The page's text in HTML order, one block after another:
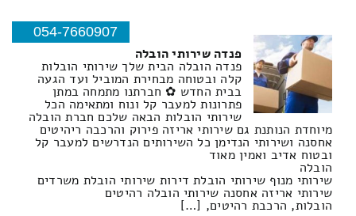
054-7660907
פנדה שירותי הובלה
פנדה הובלה הבית שלך שירותי הובלות
קלה ובטוחה מבחירת המוביל ועד הגעה
בבית החדש ✿ חברתנו מתמחה במתן
פתרונות למעבר קל ונוח ומתאימה הכל
שירותי הובלות הבאה שלכם חברת הובלה
מיוחדת הנותנת גם שירותי אריזה פירוק והרכבה ריהיטים
אחסנה ושירותי הנדימן כל השירותים הנדרשים למעבר קל
ובטוח אדיב ואמין מאוד
הובלה
שירותי מנוף שירותי הובלת דירות שירותי הובלת משרדים
שירותי אריזה אחסנה שירותי הובלה רהיטים
הובלות, הרכבת רהיטים, […]